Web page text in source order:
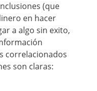
(que
en hacer
a algo sin exito,
correlacionados
son claras: